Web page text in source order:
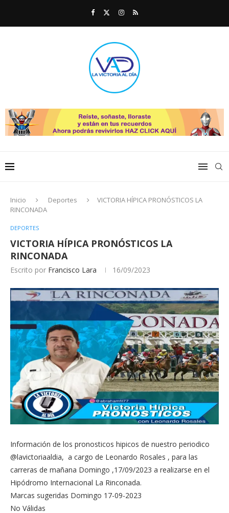
Inicio Deportes
VICTORIA HÍPICA PRONÓSTICOS LA
RINCONADA
DEPORTES
VICTORIA HÍPICA PRONÓSTICOS LA
RINCONADA
Escrito por Francisco Lara 16/09/2023
Información de los pronosticos hipicos de nuestro periodico
@lavictoriaaldia, a cargo de Leonardo Rosales , para las
carreras de mañana Domingo ,17/09/2023 a realizarse en el
Hipódromo Internacional La Rinconada.
Marcas sugeridas Domingo 17-09-2023
No Válidas